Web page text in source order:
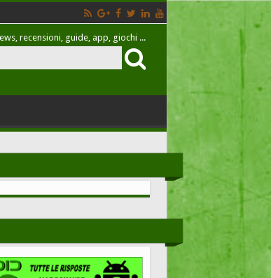
recensioni, guide, app, giochi ...